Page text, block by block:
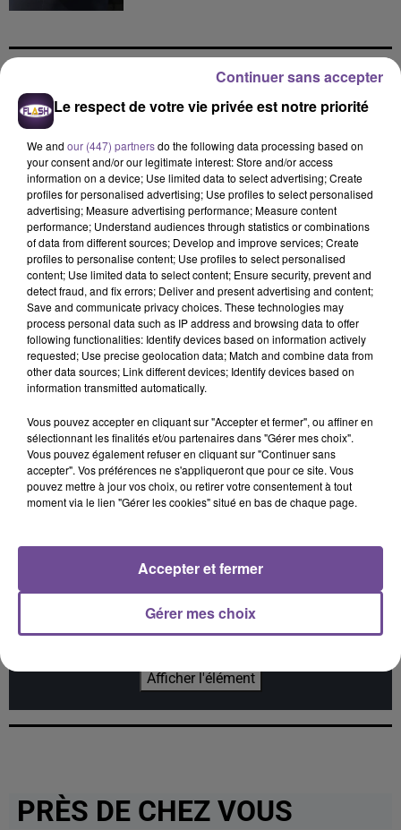
DERNIERS TITRES
9h15
9h15
ANGÈLE FEAT. JUSTICE
What You Want
9h07
9h07
STROMAE
Tous Les Mêmes
9h04
9h04
SOUND OF LEGEND
San Francisco
8h57
8h57
Empire State Of Mind
8h54
8h54
MYLES SMITH
Drive Safe
8h46
8h46
Gabriela
Cet élément est masqué compte-tenu du refus du
dépôt de cookies que vous avez exprimé. Si vous
souhaitez l'afficher, merci de nous donner votre accord
en cliquant sur le bouton ci-dessous.
Afficher l'élément
PRÈS DE CHEZ VOUS
Le respect de votre vie privée est notre priorité
We and our (447) partnersdo the following data processing based on
your consent and/or our legitimate interest: Store and/or access
information on a device; Use limited data to select advertising; Create
profiles for personalised advertising; Use profiles to select personalised
advertising; Measure advertising performance; Measure content
performance; Understand audiences through statistics or combinations
of data from different sources; Develop and improve services; Create
profiles to personalise content; Use profiles to select personalised
content; Use limited data to select content; Ensure security, prevent and
detect fraud, and fix errors; Deliver and present advertising and content;
Save and communicate privacy choices. These technologies may
process personal data such as IP address and browsing data to offer
following functionalities: Identify devices based on information actively
requested; Use precise geolocation data; Match and combine data from
other data sources; Link different devices; Identify devices based on
information transmitted automatically.
Vous pouvez accepter en cliquant sur "Accepter et fermer", ou affiner en
sélectionnant les finalités et/ou partenaires dans "Gérer mes choix".
Vous pouvez également refuser en cliquant sur "Continuer sans
accepter". Vos préférences ne s'appliqueront que pour ce site. Vous
pouvez mettre à jour vos choix, ou retirer votre consentement à tout
moment via le lien "Gérer les cookies" situé en bas de chaque page.
Gérer mes choix
Accepter et fermer
Continuer sans accepter